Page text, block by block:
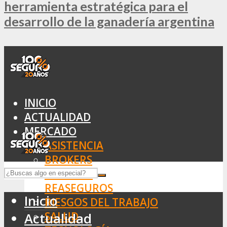
herramienta estratégica para el
desarrollo de la ganadería argentina
INICIO
ACTUALIDAD
MERCADO
ASISTENCIA
BROKERS
SEGUROS
REASEGUROS
RIESGOS DEL TRABAJO
SALUD
Inicio
Actualidad